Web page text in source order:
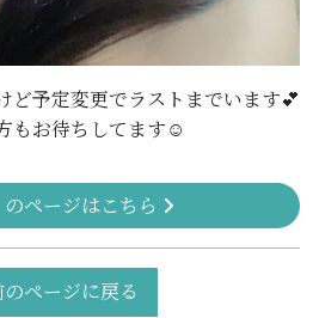
ど予定変更でラストまでいます💕
もお待ちしてます☺️
のページはこちら
のページに戻る